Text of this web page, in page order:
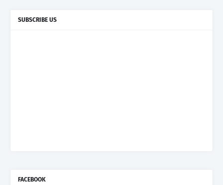
SUBSCRIBE US
FACEBOOK